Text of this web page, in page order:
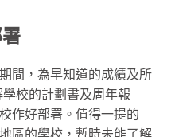
間，為早知道的成績及所
校的計劃書及周年報
作好部署。值得一提的
區的學校，暫時未能了解